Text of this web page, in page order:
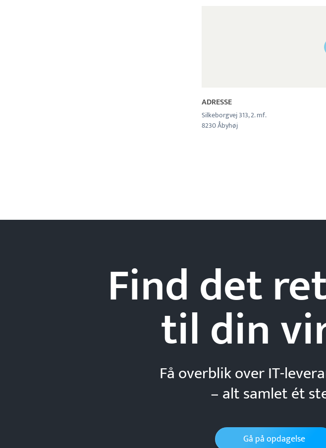
ADRESSE
Silkeborgvej 313, 2. mf.
8230 Åbyhøj
Find det
tildin
Få overblik over IT-
– alt samlet ét
Gå på opdagelse